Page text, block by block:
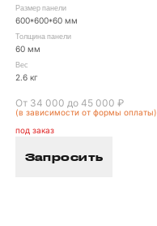
Размер панели
600*600*60 мм
Толщина панели
60 мм
Вес
2.6 кг
От 34 000 до 45 000 ₽
(в зависимости от формы оплаты)
под заказ
Запросить